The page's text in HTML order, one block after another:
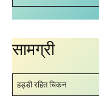
सामग्री
हड्डी रहित चिकन